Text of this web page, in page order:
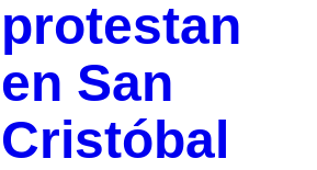
protestan
en San
Cristóbal